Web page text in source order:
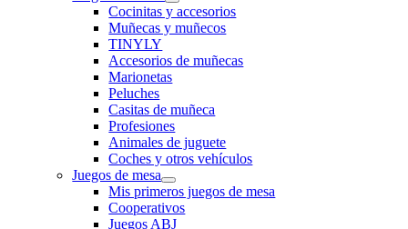
Cocinitas y accesorios
Muñecas y muñecos
TINYLY
Accesorios de muñecas
Marionetas
Peluches
Casitas de muñeca
Profesiones
Animales de juguete
Coches y otros vehículos
Juegos de mesa
Mis primeros juegos de mesa
Cooperativos
Juegos ABJ